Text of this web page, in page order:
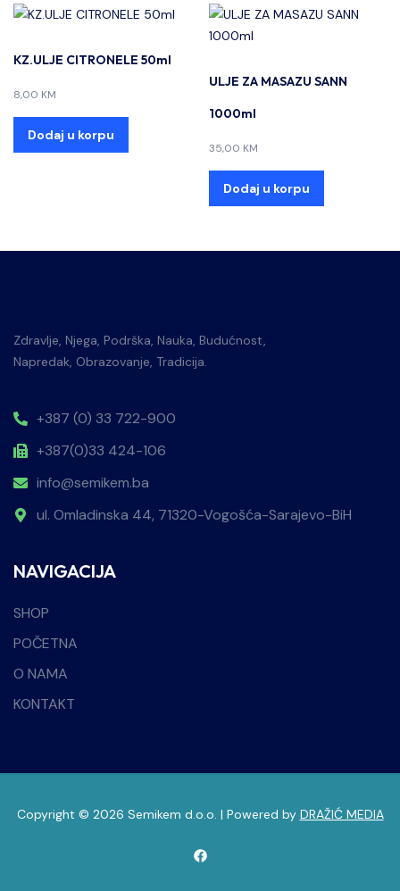
KZ.ULJE CITRONELE 50ml
8,00 KM
Dodaj u korpu
ULJE ZA MASAZU SANN
1000ml
35,00 KM
Dodaj u korpu
Zdravlje, Njega, Podrška, Nauka, Budućnost,
Napredak, Obrazovanje, Tradicija.
+387 (0) 33 722-900
+387(0)33 424-106
info@semikem.ba
ul. Omladinska 44, 71320-Vogošća-Sarajevo-BiH
NAVIGACIJA
SHOP
POČETNA
O NAMA
KONTAKT
Copyright © 2026 Semikem d.o.o. | Powered by DRAŽIĆ MEDIA